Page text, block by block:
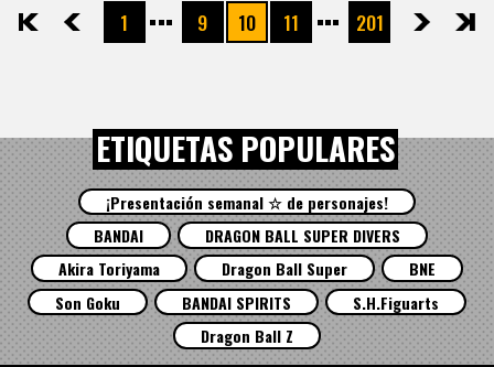
先頭 前へ1 9 10 11 201次へ最後
ETIQUETAS POPULARES
¡Presentación semanal ☆ de personajes!
BANDAI
DRAGON BALL SUPER DIVERS
Akira Toriyama
Dragon Ball Super
BNE
Son Goku
BANDAI SPIRITS
S.H.Figuarts
Dragon Ball Z